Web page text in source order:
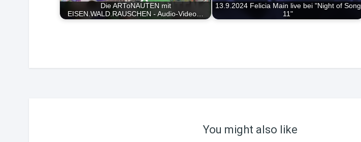
Die ARToNAUTEN mit
EISEN.WALD.RAUSCHEN - Audio-Video…
13.9.2024 Felicia Main live bei "Night of Song
11"
You might also like